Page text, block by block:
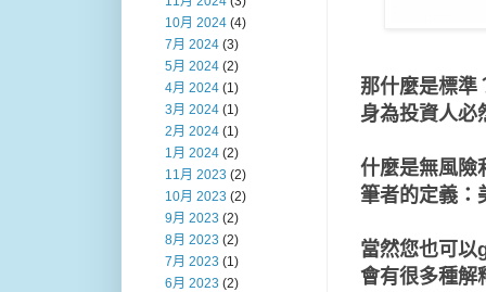
那什麼是標準
身為投資人必
什麼是無風險
筆者的定義：
當然您也可
會有很多種解
10月 2024 (4)
7月 2024 (3)
5月 2024 (2)
4月 2024 (1)
3月 2024 (1)
2月 2024 (1)
1月 2024 (2)
11月 2023 (2)
10月 2023 (2)
9月 2023 (2)
8月 2023 (2)
7月 2023 (1)
6月 2023 (2)